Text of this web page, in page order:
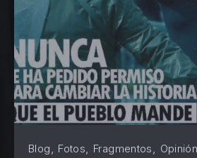
Blog, Fotos, Fragmentos, Opinión